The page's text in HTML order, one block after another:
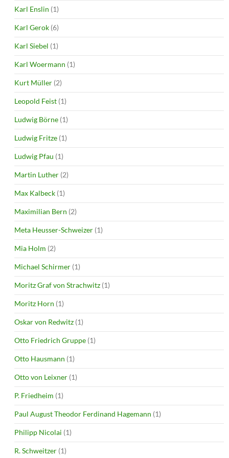
Karl Enslin (1)
Karl Gerok (6)
Karl Siebel (1)
Karl Woermann (1)
Kurt Müller (2)
Leopold Feist (1)
Ludwig Börne (1)
Ludwig Fritze (1)
Ludwig Pfau (1)
Martin Luther (2)
Max Kalbeck (1)
Maximilian Bern (2)
Meta Heusser-Schweizer (1)
Mia Holm (2)
Michael Schirmer (1)
Moritz Graf von Strachwitz (1)
Moritz Horn (1)
Oskar von Redwitz (1)
Otto Friedrich Gruppe (1)
Otto Hausmann (1)
Otto von Leixner (1)
P. Friedheim (1)
Paul August Theodor Ferdinand Hagemann (1)
Philipp Nicolai (1)
R. Schweitzer (1)